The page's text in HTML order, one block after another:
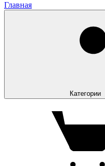
Главная
Категории